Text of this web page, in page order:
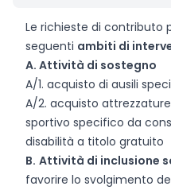
Le richieste di contributo
seguenti ambiti di
A. Attività di sostegno
A/1. acquisto di ausili
A/2. acquisto
sportivo specifico da
disabilità a titolo gratuito
B. Attività di inclusione
favorire lo svolgimento